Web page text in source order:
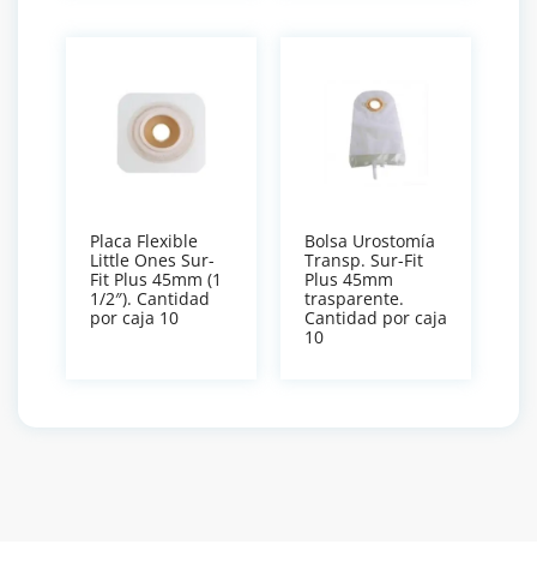
Placa Flexible
Little Ones Sur-
Fit Plus 45mm (1
1/2″). Cantidad
por caja 10
Bolsa Urostomía
Transp. Sur-Fit
Plus 45mm
trasparente.
Cantidad por caja
10